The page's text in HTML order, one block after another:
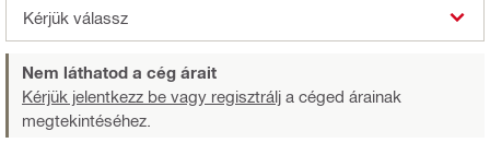
Kérjük válassz
Nem láthatod a cég árait
Kérjük jelentkezz be vagy regisztrálj a céged árainak
megtekintéséhez.